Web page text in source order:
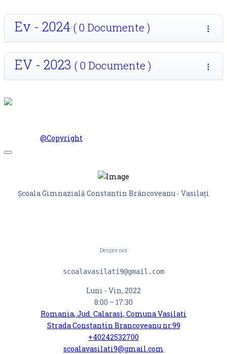
Ev - 2024 ( 0 Documente )
EV - 2023 ( 0 Documente )
@Copyright
Off-
Școala Gimnazială Constantin Brâncoveanu - Vasilați
Despre noi
scoalavasilati9@gmail.com
Luni - Vin, 2022
8:00 – 17:30
Romania, Jud. Calarasi, Comuna Vasilati
Strada Constantin Brancoveanu nr.99
+40242532700
scoalavasilati9@gmail.com